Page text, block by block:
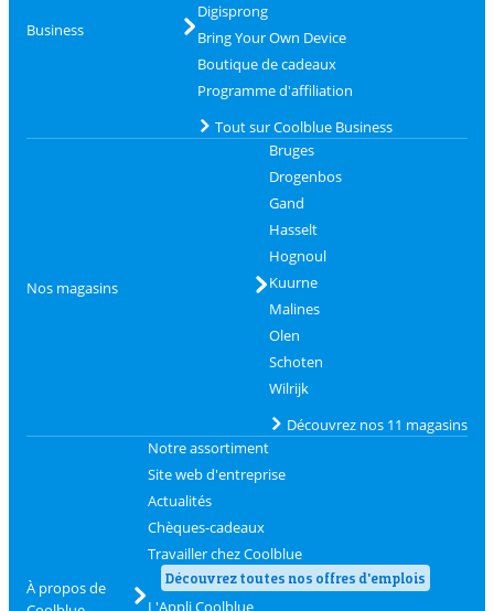
Business
Digisprong
Bring Your Own Device
Boutique de cadeaux
Programme d'affiliation
Tout sur Coolblue Business
Nos magasins
Bruges
Drogenbos
Gand
Hasselt
Hognoul
Kuurne
Malines
Olen
Schoten
Wilrijk
Découvrez nos 11 magasins
À propos de
Notre assortiment
Site web d'entreprise
Actualités
Chèques-cadeaux
Travailler chez Coolblue
Découvrez toutes nos offres d'emplois
L'Appli Coolblue